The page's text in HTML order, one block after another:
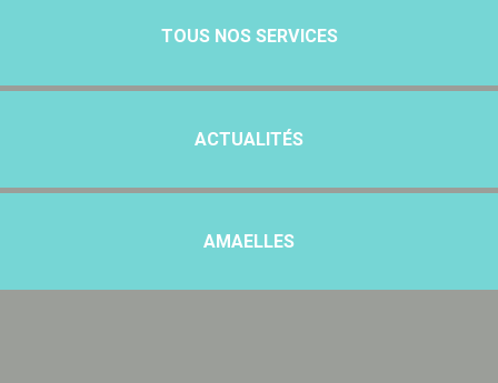
TOUS NOS SERVICES
ACTUALITÉS
AMAELLES